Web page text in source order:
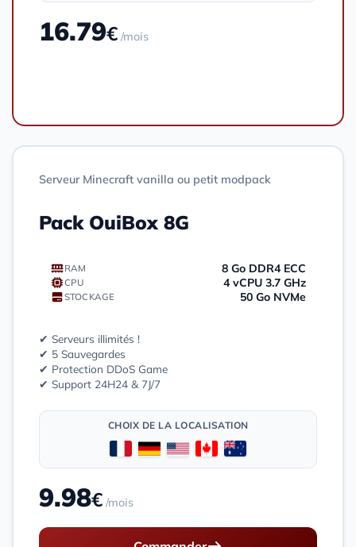
Serveur Minecraft vanilla ou petit modpack
Pack OuiBox 8G
RAM 8 Go DDR4 ECC
CPU 4 vCPU 3.7 GHz
STOCKAGE 50 Go NVMe
✔ Serveurs illimités !
✔ 5 Sauvegardes
✔ Protection DDoS Game
✔ Support 24H24 & 7J/7
CHOIX DE LA LOCALISATION
9.98€ /mois
16.79€ /mois